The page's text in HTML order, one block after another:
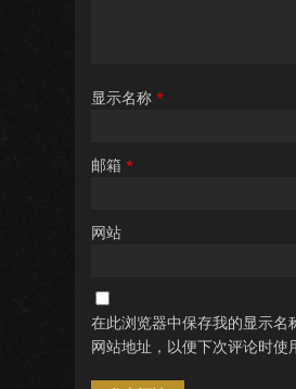
显示名称 *
邮箱 *
网站
在此浏览器中保存我的显示名
网站地址，以便下次评论时使